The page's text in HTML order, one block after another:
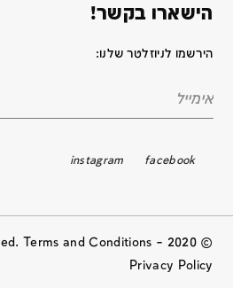
הישארו בקשר!
הירשמו לניוזלטר שלנו:
facebook
instagram
© 2020 All Rights Reserved. Terms and Conditions –
Privacy Policy